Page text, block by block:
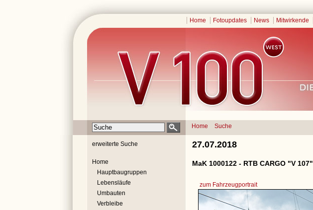
Home Fotoupdates News Mitwirkende
Home Suche
erweiterte Suche
Home
Hauptbaugruppen
Lebensläufe
Umbauten
Verbleibe
27.07.2018
MaK 1000122 - RTB CARGO "V 107"
zum Fahrzeugportrait